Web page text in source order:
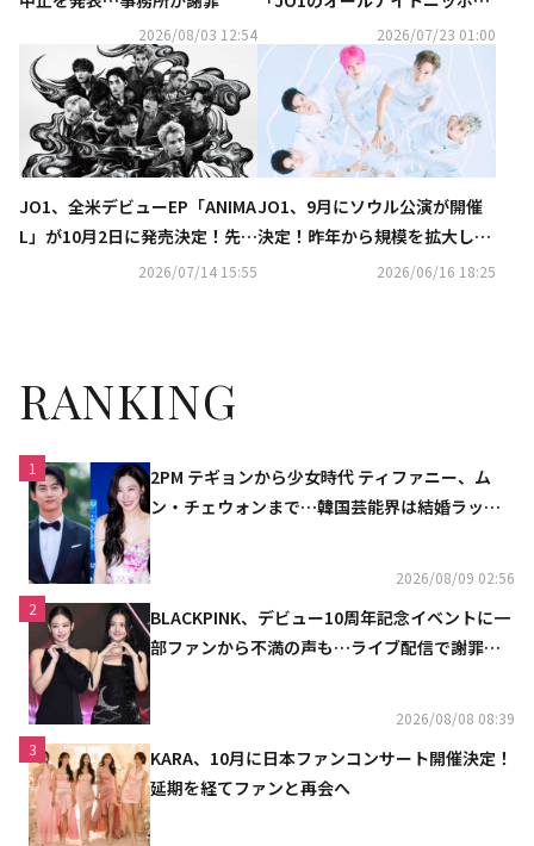
2026/08/03 12:54 X」に生出演！白岩瑠姫との再
会トークに期待
2026/07/23 01:00
JO1、全米デビューEP「ANIMA
L」が10月2日に発売決定！先行
配信曲「WHATCHA DOIN」7月
2026/07/14 15:55
JO1、9月にソウル公演が開催
決定！昨年から規模を拡大して
韓国のステージへ2026/06/16 18:25
RANKING
1
2PM テギョンから少女時代 ティファニー、ム
ン・チェウォンまで…韓国芸能界は結婚ラッシ
2026/08/09 02:56
2
BLACKPINK、デビュー10周年記念イベントに一
部ファンから不満の声も…ライブ配信で謝罪
2026/08/08 08:39
3
KARA、10月に日本ファンコンサート開催決定！
延期を経てファンと再会へ